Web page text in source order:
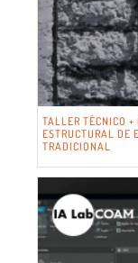
TALLER TÉCNICO +
ESTRUCTURAL DE
TRADICIONAL